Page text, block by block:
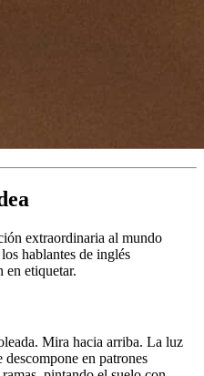
extraordinaria al mundo
hablantes de inglés
en etiquetar.
Mira hacia arriba. La luz
en patrones